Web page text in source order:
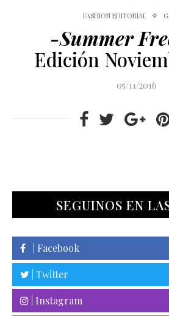
FASHION EDITORIAL
-Summer
Edición
05/11/2016
SEGUINOS EN
| Facebook
| Twitter
| Instagram